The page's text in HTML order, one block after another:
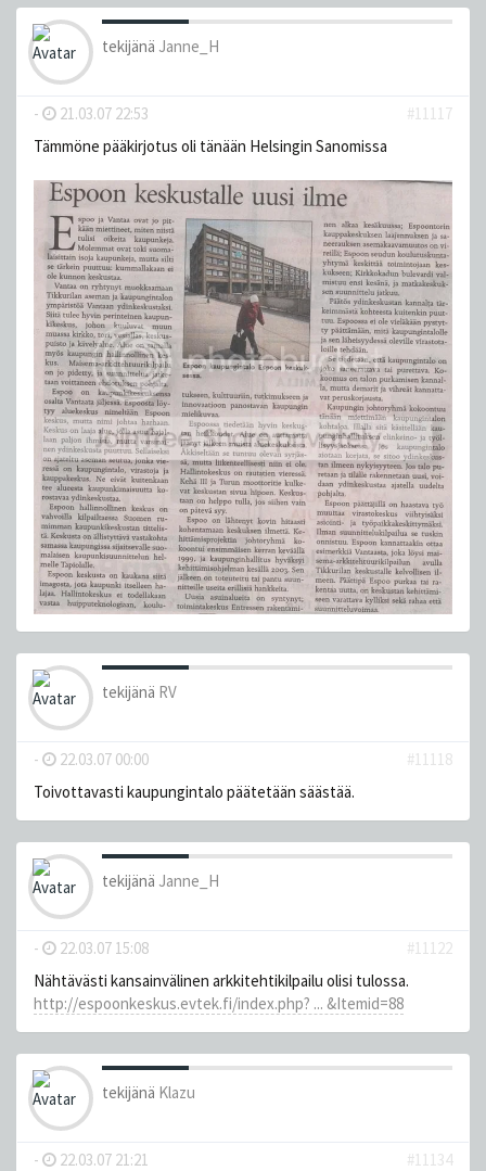
tekijänä Janne_H
- 21.03.07 22:53
#11117
Tämmöne pääkirjotus oli tänään Helsingin Sanomissa
tekijänä RV
- 22.03.07 00:00
#11118
Toivottavasti kaupungintalo päätetään säästää.
tekijänä Janne_H
- 22.03.07 15:08
#11122
Nähtävästi kansainvälinen arkkitehtikilpailu olisi tulossa.
http://espoonkeskus.evtek.fi/index.php? ... &Itemid=88
tekijänä Klazu
- 22.03.07 21:21
#11134